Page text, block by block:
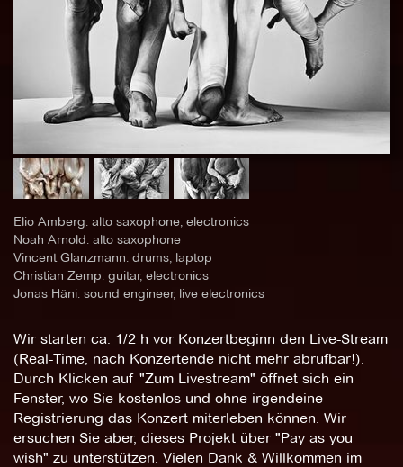
Elio Amberg: alto saxophone, electronics
Noah Arnold: alto saxophone
Vincent Glanzmann: drums, laptop
Christian Zemp: guitar, electronics
Jonas Häni: sound engineer, live electronics
Wir starten ca. 1/2 h vor Konzertbeginn den Live-Stream
(Real-Time, nach Konzertende nicht mehr abrufbar!).
Durch Klicken auf "Zum Livestream" öffnet sich ein
Fenster, wo Sie kostenlos und ohne irgendeine
Registrierung das Konzert miterleben können. Wir
ersuchen Sie aber, dieses Projekt über "Pay as you
wish" zu unterstützen. Vielen Dank & Willkommen im